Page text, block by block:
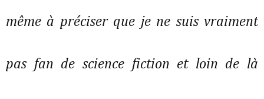
même à préciser que je ne suis vraiment
pas fan de science fiction et loin de là